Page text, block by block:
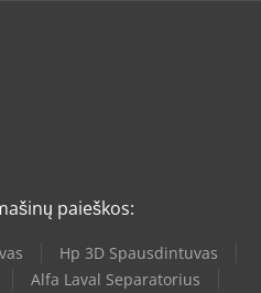
paieškos:
Hp 3D Spausdintuvas
Alfa Laval Separatorius